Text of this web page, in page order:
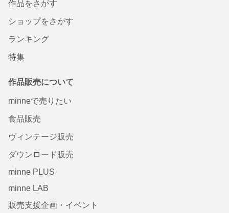
作品をさがす
ショップをさがす
ランキング
特集
作品販売について
minneで売りたい
食品販売
ヴィンテージ販売
ダウンロード販売
minne PLUS
minne LAB
販売支援企画・イベント